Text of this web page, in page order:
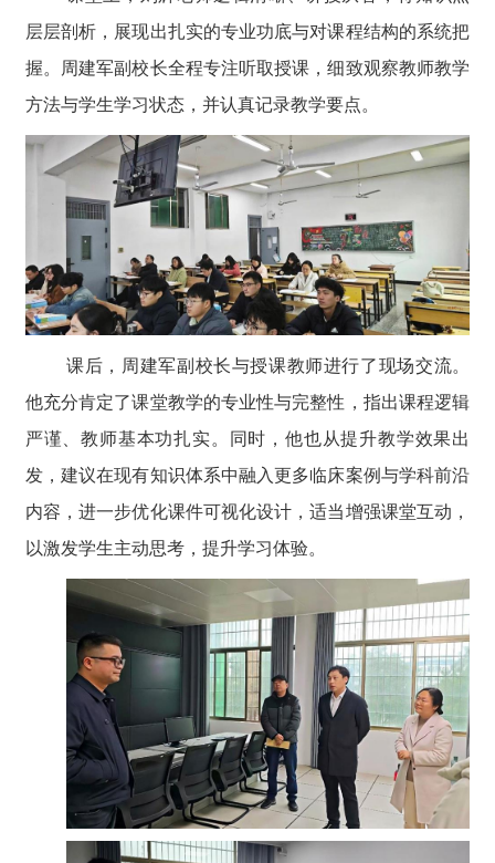
层层剖析，展现出扎实的专业功底与对课程结构的系统把
握。周建军副校长全程专注听取授课，细致观察教师教学
方法与学生学习状态，并认真记录教学要点。
课后，周建军副校长与授课教师进行了现场交流。
他充分肯定了课堂教学的专业性与完整性，指出课程逻辑
严谨、教师基本功扎实。同时，他也从提升教学效果出
发，建议在现有知识体系中融入更多临床案例与学科前沿
内容，进一步优化课件可视化设计，适当增强课堂互动，
以激发学生主动思考，提升学习体验。